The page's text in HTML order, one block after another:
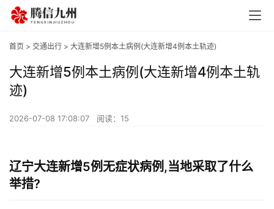
首页 > 交通出行 > 大连新增5例本土病例(大连新增4例本土轨迹)
大连新增5例本土病例(大连新增4例本土轨
迹)
2026-07-08 17:08:07 阅读：15
辽宁大连新增5例无症状病例,当地采取了什么
举措?